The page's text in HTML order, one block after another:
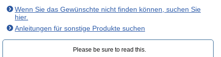
Wenn Sie das Gewünschte nicht finden können, suchen Sie
hier.
Anleitungen für sonstige Produkte suchen
Please be sure to read this.‎